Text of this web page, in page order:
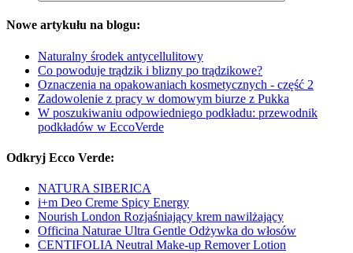
Nowe artykułu na blogu:
Naturalny środek antycellulitowy
Co powoduje trądzik i blizny po trądzikowe?
Oznaczenia na opakowaniach kosmetycznych - część 2
Zadowolenie z pracy w domowym biurze z Pukka
W poszukiwaniu odpowiedniego podkładu: przewodnik
podkładów w EccoVerde
Odkryj Ecco Verde:
NATURA SIBERICA
i+m Deo Creme Spicy Energy
Nourish London Rozjaśniający krem nawilżający
Officina Naturae Ultra Gentle Odżywka do włosów
CENTIFOLIA Neutral Make-up Remover Lotion